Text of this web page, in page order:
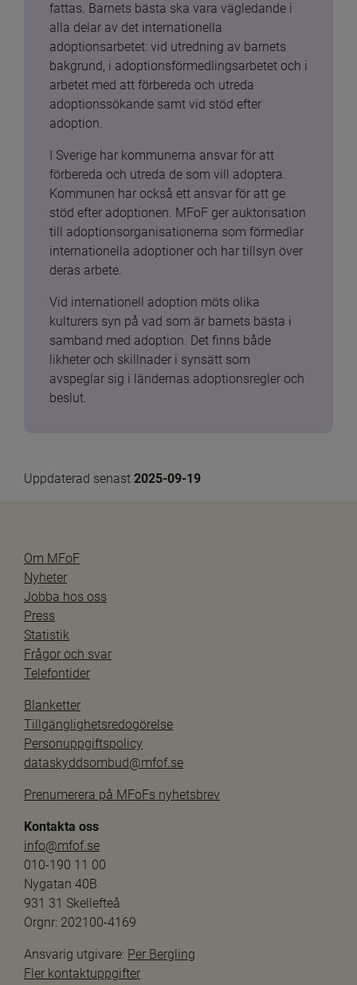
fattas. Barnets bästa ska vara vägledande i
alla delar av det internationella
adoptionsarbetet: vid utredning av barnets
bakgrund, i adoptionsförmedlingsarbetet och i
arbetet med att förbereda och utreda
adoptionssökande samt vid stöd efter
adoption.
I Sverige har kommunerna ansvar för att
förbereda och utreda de som vill adoptera.
Kommunen har också ett ansvar för att ge
stöd efter adoptionen. MFoF ger auktorisation
till adoptionsorganisationerna som förmedlar
internationella adoptioner och har tillsyn över
deras arbete.
Vid internationell adoption möts olika
kulturers syn på vad som är barnets bästa i
samband med adoption. Det finns både
likheter och skillnader i synsätt som
avspeglar sig i ländernas adoptionsregler och
beslut.
Uppdaterad senast 2025-09-19
Om MFoF
Nyheter
Jobba hos oss
Press
Statistik
Frågor och svar
Telefontider
Blanketter
Tillgänglighetsredogörelse
Personuppgiftspolicy
dataskyddsombud@mfof.se
Prenumerera på MFoFs nyhetsbrev
Kontakta oss
info@mfof.se
010-190 11 00
Nygatan 40B
931 31 Skellefteå
Orgnr: 202100-4169
Ansvarig utgivare: Per Bergling
Fler kontaktuppgifter